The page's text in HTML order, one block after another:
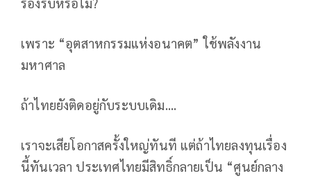
เพราะ “อุตสาหกรรมแห่งอนาคต” ใช้พลังงาน
มหาศาล
ถ้าไทยยังติดอยู่กับระบบเดิม....
เราจะเสียโอกาสครั้งใหญ่ทันที แต่ถ้าไทยลงทุนเรื่อง
นี้ทันเวลา ประเทศไทยมีสิทธิ์กลายเป็น “ศูนย์กลาง